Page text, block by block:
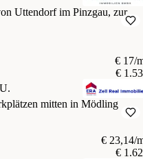
Uttendorf im Pinzgau, zur
€ 17/
€
mitten in Mödling
€ 23,14/
€